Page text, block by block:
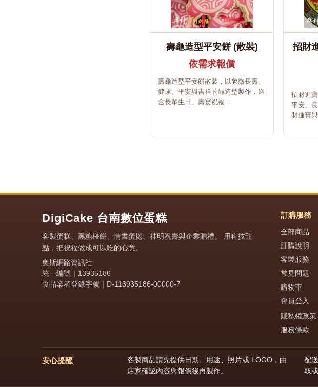
壽龜造型平安餅 (散裝)
依需求報價
壽龜造型平安餅散裝，以象徵長壽、
健康、平安與吉祥的龜造型製作，適
合長輩生日、壽宴祝福...
招財
招財進
平安、
財進寶
DigiCake 台南數位蛋糕
客製蛋糕、黑糖椪餅、情書蛋捲、神明祝壽與企業贈禮。 用科技甜
點，把祝福做成可以吃的心意。
奧斯網路資訊社
統一編號｜13935186
食品業者登錄字號｜D-113935186-00000-7
訂購服務
全部商品
訂購說明
客製服務
常見問題
購物車
會員登入
隱私權政策
服務條款
安心提醒
客製商品請先提供日期、用途、照片或 LOGO，由
店家確認內容與報價後再製作。
配
取